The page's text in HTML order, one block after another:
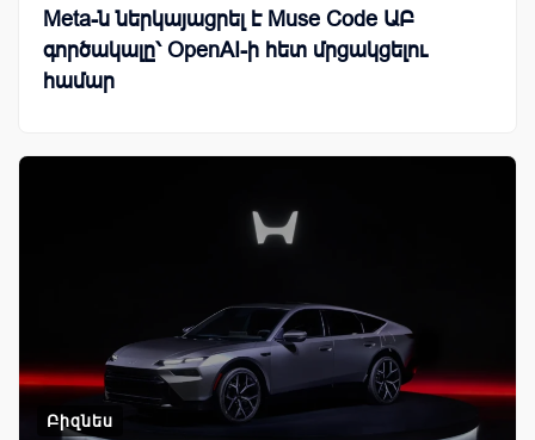
Meta-ն ներկայացրել է Muse Code ԱԲ
գործակալը՝ OpenAI-ի հետ մրցակցելու
համար
Բիզնես